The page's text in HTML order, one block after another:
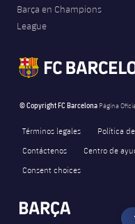
Barça en Champions
League
© Copyright FC Barcelona Página
Términos legales Política
Contáctenos
Centro de
Consent choices